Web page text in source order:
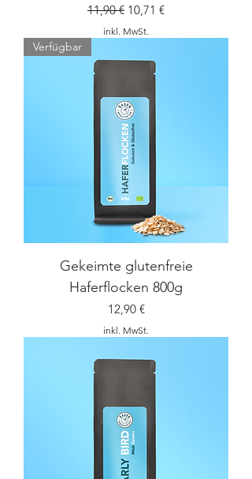
Standardpreis
11,90 € Sale-Preis
10,71 €
inkl. MwSt.
Verfügbar
Gekeimte glutenfreie
Haferflocken 800g
Preis
12,90 €
inkl. MwSt.